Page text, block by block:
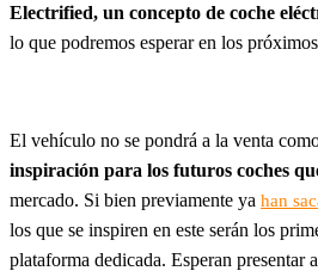
Electrified, un concepto de coche
lo que podremos esperar en los
El vehículo no se pondrá a la venta
inspiración para los futuros coches
mercado. Si bien previamente ya han
los que se inspiren en este serán los
plataforma dedicada. Esperan presentar